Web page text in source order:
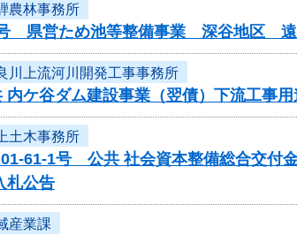
農林事務所
号 県営ため池等整備事業 深谷地区
川上流河川開発工事事務所
内ケ谷ダム建設事業（翌債）下流工事
土木事務所
61-1号 公共 社会資本整備総合交
札公告
産業課